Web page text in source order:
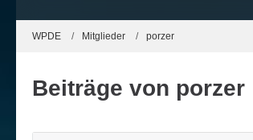
WPDE Mitglieder porzer
Beiträge von porzer